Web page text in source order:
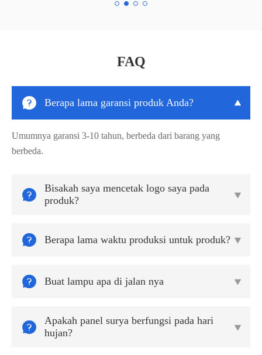
FAQ
 Berapa lama garansi produk Anda? 
Umumnya garansi 3-10 tahun, berbeda dari barang yang
berbeda.

Bisakah saya mencetak logo saya pada
produk?

 Berapa lama waktu produksi untuk produk? 
 Buat lampu apa di jalan nya 

Apakah panel surya berfungsi pada hari
hujan?
